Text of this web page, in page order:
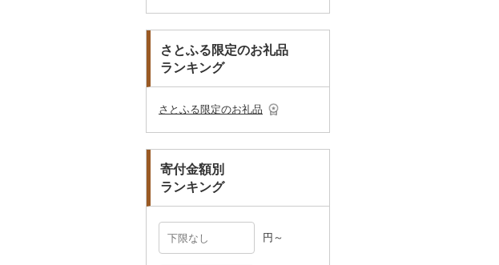
その他牛肉（精肉）
ほっけ
その他鮮魚
その他缶詰・瓶詰
こしょう
その他調味料
GDOふるさとゴルフ
プレークーポン
その他のゴルフプレー
花火大会チケット
カタログギフト
スプーン・フォーク・
ナイフ
皿・椀
その他食器
鍋
まな板
土鍋
トイレットペーパー
ティッシュ
その他日用品
本・CD・DVD
おもちゃ・ぬいぐるみ
ご当地キャラクター
ペット用品
その他雑貨
その他美容
その他洋服
スリッパ・下駄・草履
その他靴・履物
ペンダント・ネックレ
ス
ピアス・イヤリング
その他アクセサリー
その他服飾小物
ショール・ストール
マフラー・手袋
備前焼
美濃焼
村上木彫堆朱
工芸品
播州そろばん
美濃和紙
造花・プリザーブドフ
ラワー
その他花
さとふる限定のお礼品
ランキング
さとふる限定のお礼品
寄付金額別
ランキング
円～